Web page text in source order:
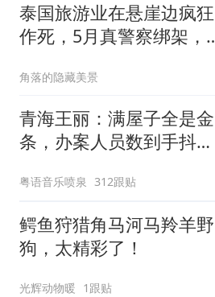
泰国旅游业在悬崖边疯狂
作死，5月真警察绑架，7
角落的隐藏美景
青海王丽：满屋子全是金
条，办案人员数到手抖，
粤语音乐喷泉 312跟贴
鳄鱼狩猎角马河马羚羊野
狗，太精彩了！
光辉动物暖 1跟贴